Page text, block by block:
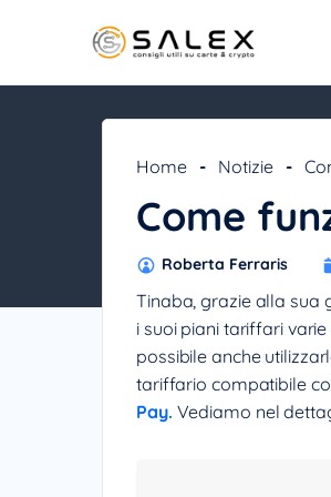
Home - Notizie -
Come
Roberta Ferraris
Tinaba, grazie alla sua
i suoi piani tariffari
possibile anche
tariffario compatibile
Pay. Vediamo nel